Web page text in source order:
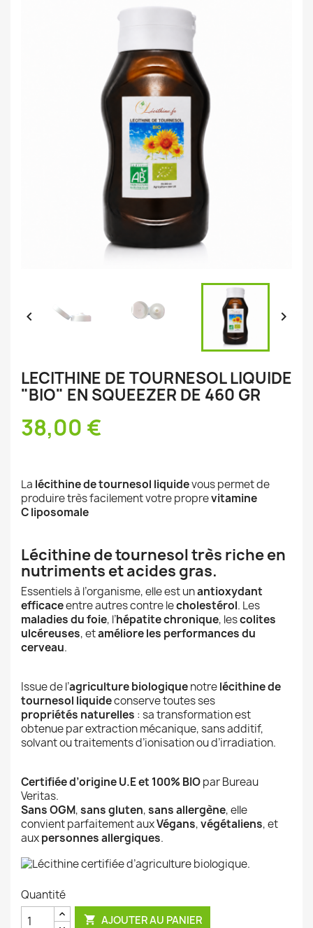
 
LECITHINE DE TOURNESOL LIQUIDE
"BIO" EN SQUEEZER DE 460 GR
38,00 €
La lécithine de tournesol liquidevous permet de
produire très facilement votre proprevitamine
C liposomale
Lécithine de tournesol très riche en
nutriments et acides gras.
Essentiels à l’organisme, elle est unantioxydant
efficaceentre autres contre lecholestérol. Les
maladies du foie, l’hépatite chronique, lescolites
ulcéreuses, etaméliore les performances du
cerveau.
Issue de l’agriculture biologiquenotrelécithine de
tournesol liquideconserve toutes ses
propriétés naturelles : sa transformation est
obtenue par extraction mécanique, sans additif,
solvant ou traitements d’ionisation ou d’irradiation.
Certifiée d’origine U.E et 100% BIOpar Bureau
Veritas.
Sans OGM,sans gluten,sans allergène, elle
convient parfaitement auxVégans,végétaliens, et
auxpersonnes allergiques.
Quantité
 AJOUTER AU PANIER